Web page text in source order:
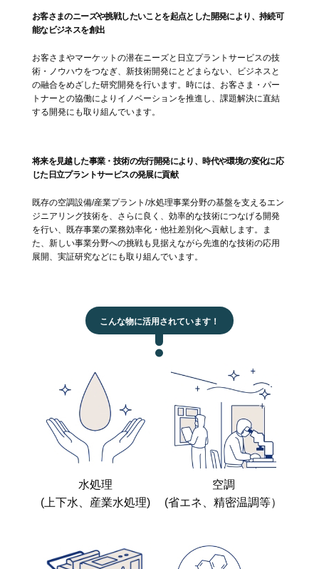
お客さまのニーズや挑戦したいことを起点とした開発により、持続可
能なビジネスを創出
お客さまやマーケットの潜在ニーズと日立プラントサービスの技
術・ノウハウをつなぎ、新技術開発にとどまらない、ビジネスと
の融合をめざした研究開発を行います。時には、お客さま・パー
トナーとの協働によりイノベーションを推進し、課題解決に直結
する開発にも取り組んでいます。
将来を見越した事業・技術の先行開発により、時代や環境の変化に応
じた日立プラントサービスの発展に貢献
既存の空調設備/産業プラント/水処理事業分野の基盤を支えるエン
ジニアリング技術を、さらに良く、効率的な技術につなげる開発
を行い、既存事業の業務効率化・他社差別化へ貢献します。ま
た、新しい事業分野への挑戦も見据えながら先進的な技術の応用
展開、実証研究などにも取り組んでいます。
こんな物に活用されています！
水処理
(上下水、産業水処理)
空調
(省エネ、精密温調等）